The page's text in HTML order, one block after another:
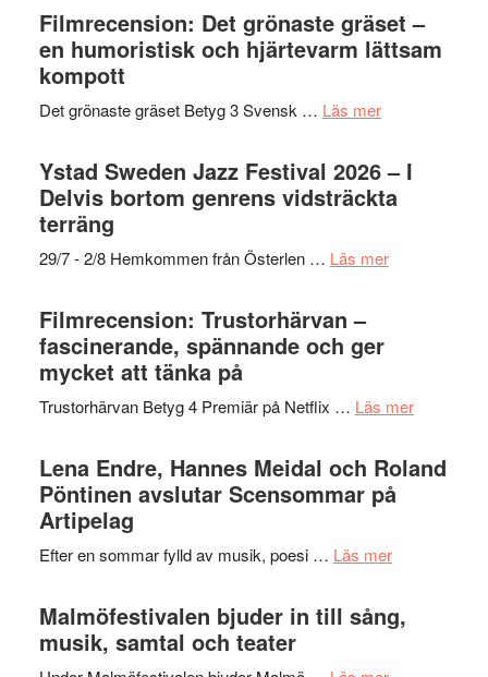
titlar
i
Shahab
Mehrabi
till
Kulturs
Filmrecension: Det grönaste gräset –
en humoristisk och hjärtevarm lättsam
kompott
Det grönaste gräset Betyg 3 Svensk … Läs merom
Det
grönaste
gräset
en
hjärtevarm
Ystad Sweden Jazz Festival 2026 – I
Delvis bortom genrens vidsträckta
terräng
29/7 - 2/8 Hemkommen från Österlen … Läs merom
–
Delvis
bortom
terräng
Filmrecension: Trustorhärvan –
fascinerande, spännande och ger
mycket att tänka på
Trustorhärvan Betyg 4 Premiär på Netflix … Läs merom
–
Lena Endre, Hannes Meidal och Roland
Pöntinen avslutar Scensommar på
Artipelag
Efter en sommar fylld av musik, poesi … Läs merom
Hannes
Malmöfestivalen bjuder in till sång,
musik, samtal och teater